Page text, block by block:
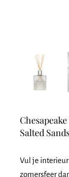
Salted
Vul je
zomersfeer